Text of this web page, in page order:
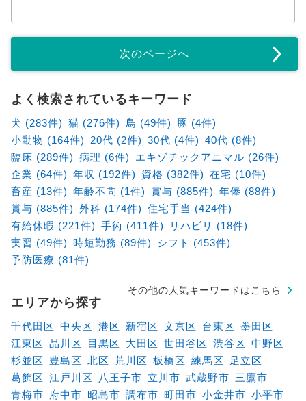
次のページへ
よく検索されているキーワード
犬 (283件) 猫 (276件) 鳥 (49件)
豚 (4件)
小動物 (164件)
20代 (2件) 30代 (4件) 40代 (8件)
臨床 (289件) 病理 (6件)
エキゾチックアニマル (26件)
企業 (64件) 年収 (192件) 資格 (382件) 在宅 (10件)
畜産 (13件) 年齢不問 (1件) 賞与 (885件) 年俸 (88件)
賞与 (885件) 外科 (174件) 住宅手当 (424件)
有給休暇 (221件) 手術 (411件)
リハビリ (18件)
実習 (49件) 時短勤務 (89件)
シフト (453件)
予防医療 (81件)
その他の人気キーワードはこちら
エリアから探す
千代田区 中央区 港区 新宿区 文京区 台東区 墨田区
江東区 品川区 目黒区 大田区 世田谷区 渋谷区 中野区
杉並区
豊島区 北区 荒川区 板橋区 練馬区
足立区
葛飾区 江戸川区 八王子市 立川市 武蔵野市 三鷹市
青梅市 府中市 昭島市 調布市 町田市 小金井市 小平市